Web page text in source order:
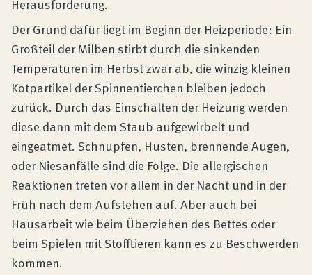
Kontakt
Magazin
Herausforderung.
Der Grund dafür liegt im Beginn der Heizperiode: Ein
Großteil der Milben stirbt durch die sinkenden
Temperaturen im Herbst zwar ab, die winzig kleinen
Kotpartikel der Spinnentierchen bleiben jedoch
zurück. Durch das Einschalten der Heizung werden
diese dann mit dem Staub aufgewirbelt und
eingeatmet. Schnupfen, Husten, brennende Augen,
oder Niesanfälle sind die Folge. Die allergischen
Reaktionen treten vor allem in der Nacht und in der
Früh nach dem Aufstehen auf. Aber auch bei
Hausarbeit wie beim Überziehen des Bettes oder
beim Spielen mit Stofftieren kann es zu Beschwerden
kommen.